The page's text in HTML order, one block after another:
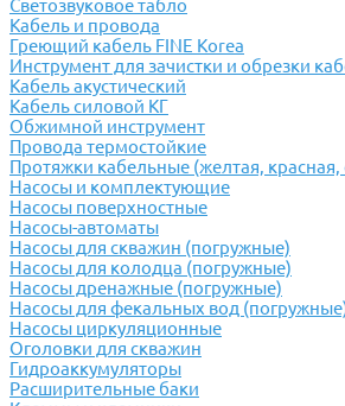
Светозвуковое табло
Кабель и провода
Греющий кабель FINE Korea
Инструмент для зачистки и обрезки
Кабель акустический
Кабель силовой КГ
Обжимной инструмент
Провода термостойкие
Протяжки кабельные (желтая, красная,
Насосы и комплектующие
Насосы поверхностные
Насосы-автоматы
Насосы для скважин (погружные)
Насосы для колодца (погружные)
Насосы дренажные (погружные)
Насосы для фекальных вод
Насосы циркуляционные
Оголовки для скважин
Гидроаккумуляторы
Расширительные баки